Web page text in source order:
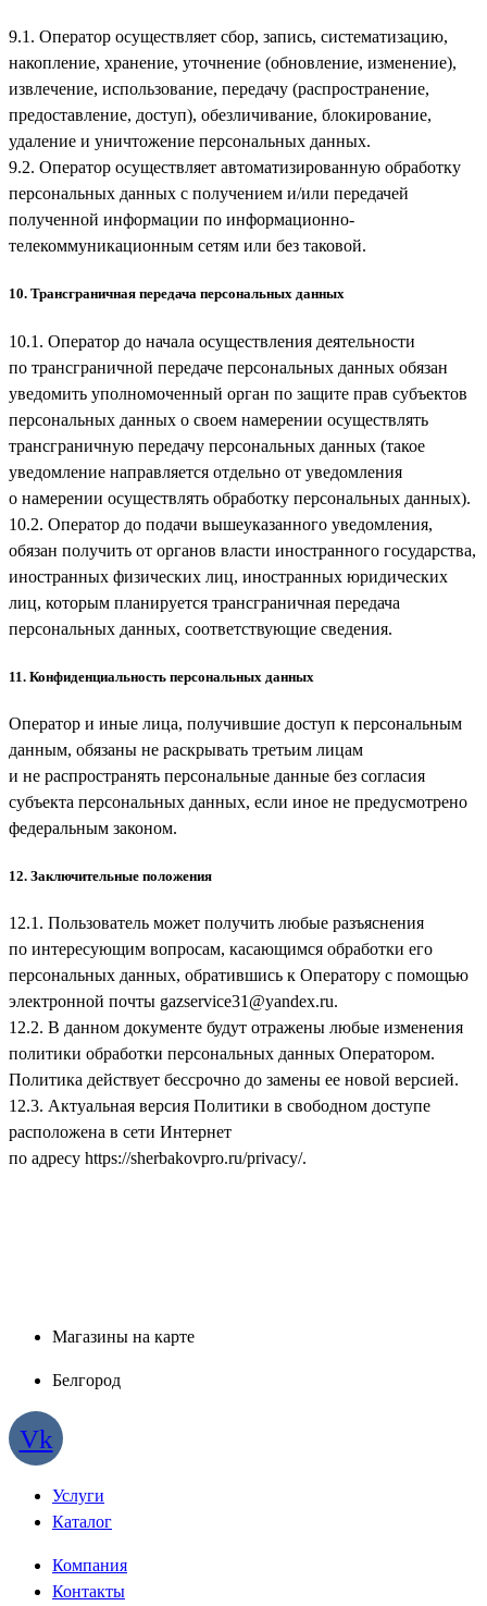
9.1. Оператор осуществляет сбор, запись, систематизацию,
накопление, хранение, уточнение (обновление, изменение),
извлечение, использование, передачу (распространение,
предоставление, доступ), обезличивание, блокирование,
удаление и уничтожение персональных данных.
9.2. Оператор осуществляет автоматизированную обработку
персональных данных с получением и/или передачей
полученной информации по информационно-
телекоммуникационным сетям или без таковой.
10. Трансграничная передача персональных данных
10.1. Оператор до начала осуществления деятельности
по трансграничной передаче персональных данных обязан
уведомить уполномоченный орган по защите прав субъектов
персональных данных о своем намерении осуществлять
трансграничную передачу персональных данных (такое
уведомление направляется отдельно от уведомления
о намерении осуществлять обработку персональных данных).
10.2. Оператор до подачи вышеуказанного уведомления,
обязан получить от органов власти иностранного государства,
иностранных физических лиц, иностранных юридических
лиц, которым планируется трансграничная передача
персональных данных, соответствующие сведения.
11. Конфиденциальность персональных данных
Оператор и иные лица, получившие доступ к персональным
данным, обязаны не раскрывать третьим лицам
и не распространять персональные данные без согласия
субъекта персональных данных, если иное не предусмотрено
федеральным законом.
12. Заключительные положения
12.1. Пользователь может получить любые разъяснения
по интересующим вопросам, касающимся обработки его
персональных данных, обратившись к Оператору с помощью
электронной почты gazservice31@yandex.ru.
12.2. В данном документе будут отражены любые изменения
политики обработки персональных данных Оператором.
Политика действует бессрочно до замены ее новой версией.
12.3. Актуальная версия Политики в свободном доступе
расположена в сети Интернет
по адресу https://sherbakovpro.ru/privacy/.
Магазины на карте
Белгород
Vk
Услуги
Каталог
Компания
Контакты